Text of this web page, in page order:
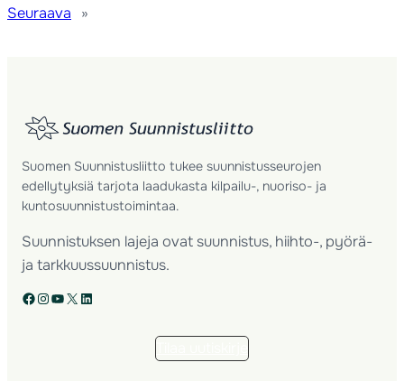
Seuraava
»
Suomen Suunnistusliitto tukee suunnistusseurojen
edellytyksiä tarjota laadukasta kilpailu-, nuoriso- ja
kuntosuunnistustoimintaa.
Suunnistuksen lajeja ovat suunnistus, hiihto-, pyörä-
ja tarkkuussuunnistus.
Facebook Instagram YouTube X LinkedIn